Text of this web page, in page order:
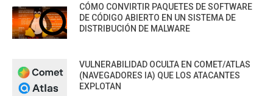
CÓMO CONVIRTIR PAQUETES DE SOFTWARE
DE CÓDIGO ABIERTO EN UN SISTEMA DE
DISTRIBUCIÓN DE MALWARE
VULNERABILIDAD OCULTA EN COMET/ATLAS
(NAVEGADORES IA) QUE LOS ATACANTES
EXPLOTAN